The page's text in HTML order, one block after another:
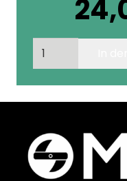
ERSATZKLINGE
MT
DRY
100
Menge